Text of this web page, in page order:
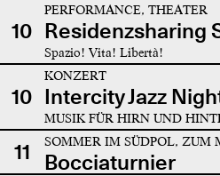
10
PERFORMANCE, THEATER
Residenzsharing
Spazio! Vita! Libertà!
10
KONZERT
Intercity Jazz
MUSIK FÜR HIRN UND
11 SOMMER IM SÜDPOL, ZUM
Bocciaturnier